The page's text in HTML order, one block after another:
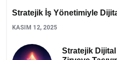
Stratejik İş Yönetimiyle
KASIM 12, 2025
Stratejik Dijital